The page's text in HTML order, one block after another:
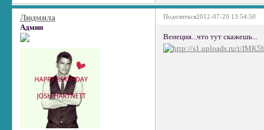
Поделиться2012-07-20 13:54:50
Людмила
Админ
Венеция...что тут скажешь...